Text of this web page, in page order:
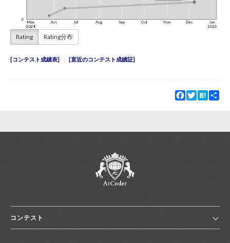
Rating Rating分布
コンテスト成績表 直近のコンテスト成績証
Facebook
TwitterHatena
コンテスト